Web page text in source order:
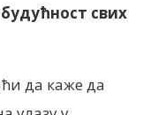
свих
да каже да